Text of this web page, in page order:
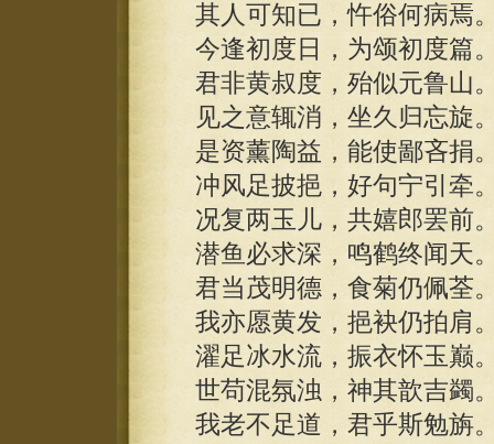
其人可知已，忤俗何病焉
今逢初度日，为颂初度篇
君非黄叔度，殆似元鲁山
见之意辄消，坐久归忘旋
是资薰陶益，能使鄙吝捐
冲风足披挹，好句宁引牵
况复两玉儿，共嬉郎罢前
潜鱼必求深，鸣鹤终闻天
君当茂明德，食菊仍佩荃
我亦愿黄发，挹袂仍拍肩
濯足冰水流，振衣怀玉巅
世苟混氛浊，神其歆吉蠲
我老不足道，君乎斯勉旃